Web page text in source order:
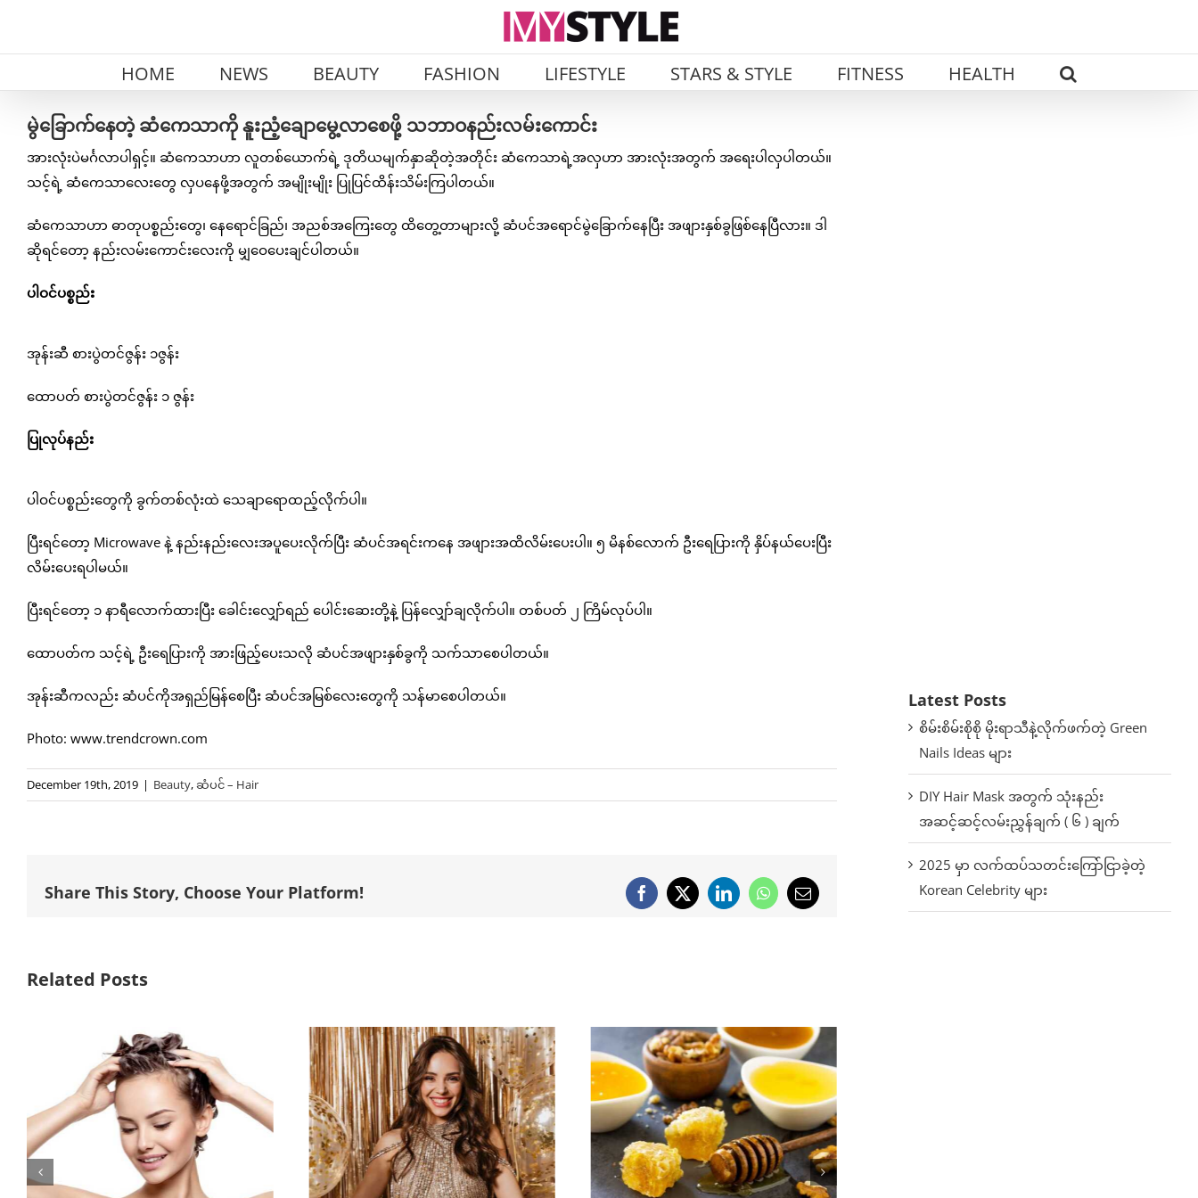
HOME NEWS BEAUTY FASHION LIFESTYLE STARS & STYLE FITNESS HEALTH
မွဲခြောက်နေတဲ့ ဆံကေသာကို နူးညံ့ချောမွေ့လာစေဖို့ သဘာဝနည်းလမ်းကောင်း
အားလုံးပဲမင်္ဂလာပါရှင့်။ ဆံကေသာဟာ လူတစ်ယောက်ရဲ့ ဒုတိယမျက်နှာဆိုတဲ့အတိုင်း ဆံကေသာရဲ့အလှဟာ အားလုံးအတွက် အရေးပါလှပါတယ်။
သင့်ရဲ့ ဆံကေသာလေးတွေ လှပနေဖို့အတွက် အမျိုးမျိုး ပြုပြင်ထိန်းသိမ်းကြပါတယ်။
ဆံကေသာဟာ ဓာတုပစ္စည်းတွေ၊ နေရောင်ခြည်၊ အညစ်အကြေးတွေ ထိတွေ့တာများလို့ ဆံပင်အရောင်မွဲခြောက်နေပြီး အဖျားနှစ်ခွဖြစ်နေပြီလား။ ဒါ
ဆိုရင်တော့ နည်းလမ်းကောင်းလေးကို မျှဝေပေးချင်ပါတယ်။
ပါဝင်ပစ္စည်း
အုန်းဆီ စားပွဲတင်ဇွန်း ၁ဇွန်း
ထောပတ် စားပွဲတင်ဇွန်း ၁ ဇွန်း
ပြုလုပ်နည်း
ပါဝင်ပစ္စည်းတွေကို ခွက်တစ်လုံးထဲ သေချာရောထည့်လိုက်ပါ။
ပြီးရင်တော့ Microwave နဲ့ နည်းနည်းလေးအပူပေးလိုက်ပြီး ဆံပင်အရင်းကနေ အဖျားအထိလိမ်းပေးပါ။ ၅ မိနစ်လောက် ဦးရေပြားကို နှိပ်နယ်ပေးပြီး
လိမ်းပေးရပါမယ်။
ပြီးရင်တော့ ၁ နာရီလောက်ထားပြီး ခေါင်းလျှော်ရည် ပေါင်းဆေးတို့နဲ့ ပြန်လျှော်ချလိုက်ပါ။ တစ်ပတ် ၂ ကြိမ်လုပ်ပါ။
ထောပတ်က သင့်ရဲ့ ဦးရေပြားကို အားဖြည့်ပေးသလို ဆံပင်အဖျားနှစ်ခွကို သက်သာစေပါတယ်။
အုန်းဆီကလည်း ဆံပင်ကိုအရှည်မြန်စေပြီး ဆံပင်အမြစ်လေးတွေကို သန်မာစေပါတယ်။
Photo: www.trendcrown.com
December 19th, 2019 | Beauty,ဆံပင် – Hair
Share This Story, Choose Your Platform! Facebook
X LinkedInWhatsApp
Email
Related Posts
Latest Posts
စိမ်းစိမ်းစိုစို မိုးရာသီနဲ့လိုက်ဖက်တဲ့ Green
Nails Ideas များ
DIY Hair Mask အတွက် သုံးနည်း
အဆင့်ဆင့်လမ်းညွှန်ချက် ( ၆ ) ချက်
2025 မှာ လက်ထပ်သတင်းကြော်ငြာခဲ့တဲ့
Korean Celebrity များ